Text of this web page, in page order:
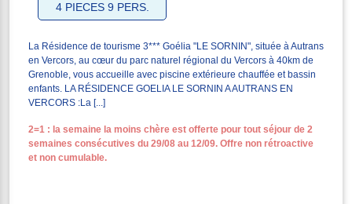
4 PIECES 9 PERS.
La Résidence de tourisme 3*** Goélia "LE SORNIN", située à Autrans
en Vercors, au cœur du parc naturel régional du Vercors à 40km de
Grenoble, vous accueille avec piscine extérieure chauffée et bassin
enfants. LA RÉSIDENCE GOELIA LE SORNIN A AUTRANS EN
VERCORS :La [...]
2=1 : la semaine la moins chère est offerte pour tout séjour de 2
semaines consécutives du 29/08 au 12/09. Offre non rétroactive
et non cumulable.